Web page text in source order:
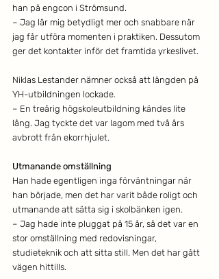
han på engcon i Strömsund.
– Jag lär mig betydligt mer och snabbare när
jag får utföra momenten i praktiken. Dessutom
ger det kontakter inför det framtida yrkeslivet.
Niklas Lestander nämner också att längden på
YH-utbildningen lockade.
– En treårig högskoleutbildning kändes lite
lång. Jag tyckte det var lagom med två års
avbrott från ekorrhjulet.
Utmanande omställning
Han hade egentligen inga förväntningar när
han började, men det har varit både roligt och
utmanande att sätta sig i skolbänken igen.
– Jag hade inte pluggat på 15 år, så det var en
stor omställning med redovisningar,
studieteknik och att sitta still. Men det har gått
vägen hittills.